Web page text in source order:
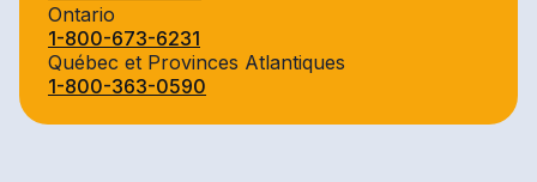
Ontario
1-800-673-6231
Québec et Provinces Atlantiques
1-800-363-0590